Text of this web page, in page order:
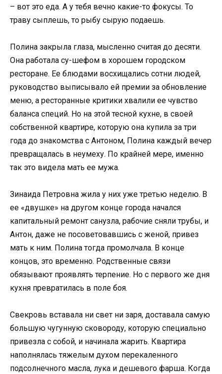
– вот это еда. А у тебя вечно какие-то фокусы. То
траву сыплешь, то рыбу сырую подаешь.
Полина закрыла глаза, мысленно считая до десяти.
Она работала су-шефом в хорошем городском
ресторане. Ее блюдами восхищались сотни людей,
руководство выписывало ей премии за обновление
меню, а ресторанные критики хвалили ее чувство
баланса специй. Но на этой тесной кухне, в своей
собственной квартире, которую она купила за три
года до знакомства с Антоном, Полина каждый вечер
превращалась в неумеху. По крайней мере, именно
так это видела мать ее мужа.
Зинаида Петровна жила у них уже третью неделю. В
ее «двушке» на другом конце города начался
капитальный ремонт санузла, рабочие сняли трубы, и
Антон, даже не посоветовавшись с женой, привез
мать к ним. Полина тогда промолчала. В конце
концов, это временно. Родственные связи
обязывают проявлять терпение. Но с первого же дня
кухня превратилась в поле боя.
Свекровь вставала ни свет ни заря, доставала самую
большую чугунную сковороду, которую специально
привезла с собой, и начинала жарить. Квартира
наполнялась тяжелым духом перекаленного
подсолнечного масла, лука и дешевого фарша. Когда